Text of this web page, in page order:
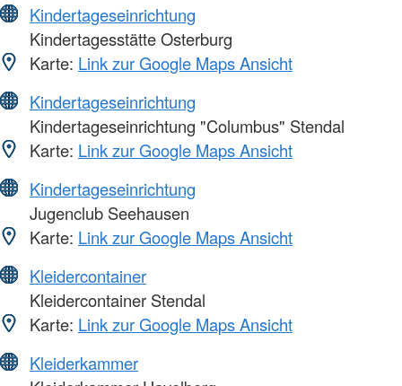
Kindertageseinrichtung
Kindertagesstätte Osterburg
Karte: Link zur Google Maps Ansicht
Kindertageseinrichtung
Kindertageseinrichtung "Columbus" Stendal
Karte: Link zur Google Maps Ansicht
Kindertageseinrichtung
Jugenclub Seehausen
Karte: Link zur Google Maps Ansicht
Kleidercontainer
Kleidercontainer Stendal
Karte: Link zur Google Maps Ansicht
Kleiderkammer